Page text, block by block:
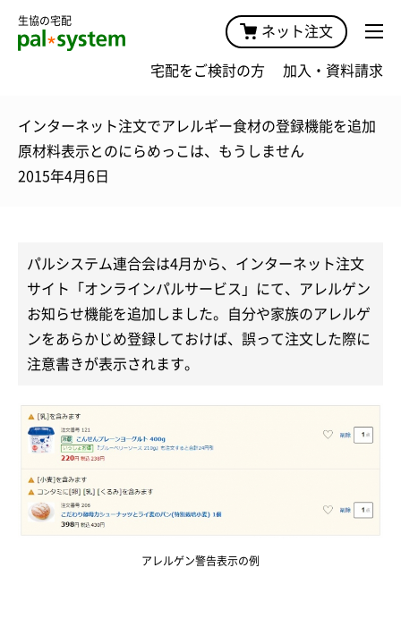
生協の宅配
ネット注文
宅配をご検討の方 加入・資料請求
インターネット注文でアレルギー食材の登録機能を追加
原材料表示とのにらめっこは、もうしません
2015年4月6日
パルシステム連合会は4月から、インターネット注文
サイト「オンラインパルサービス」にて、アレルゲン
お知らせ機能を追加しました。自分や家族のアレルゲ
ンをあらかじめ登録しておけば、誤って注文した際に
注意書きが表示されます。
アレルゲン警告表示の例